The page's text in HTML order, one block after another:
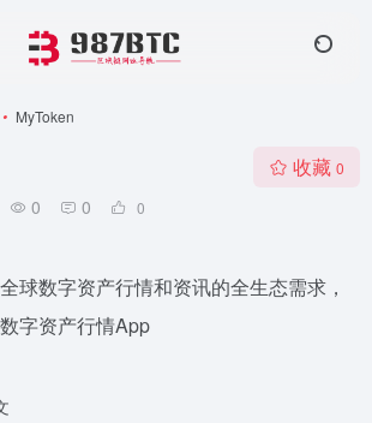
• MyToken
0 0 0
收藏 0
球数字资产行情和资讯的全生态需求，
字资产行情App